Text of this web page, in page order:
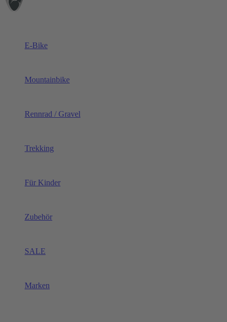
E-Bike
Mountainbike
Rennrad / Gravel
Trekking
Für Kinder
Zubehör
SALE
Marken